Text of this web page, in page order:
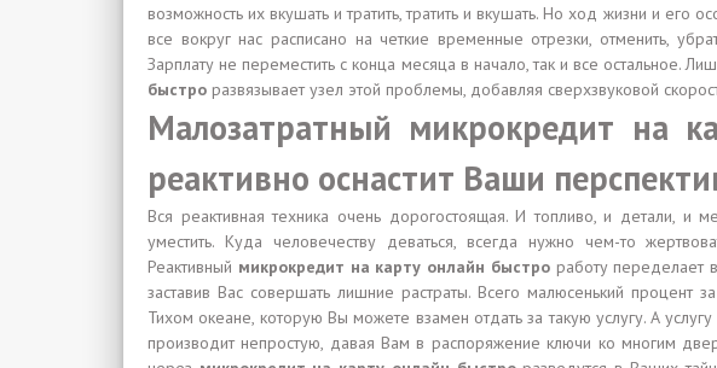
возможность их вкушать и тратить, тратить и вкушать. Но ход жизни и его
все вокруг нас расписано на четкие временные отрезки, отменить,
Зарплату не переместить с конца месяца в начало, так и все остальное.
быстро развязывает узел этой проблемы, добавляя сверхзвуковой
Малозатратный микрокредит на
реактивно оснастит Ваши
Вся реактивная техника очень дорогостоящая. И топливо, и детали, и
уместить. Куда человечеству деваться, всегда нужно чем-то
Реактивный микрокредит на карту онлайн быстроработу переделает
заставив Вас совершать лишние растраты. Всего малюсенький
Тихом океане, которую Вы можете взамен отдать за такую услугу. А услугу
производит непростую, давая Вам в распоряжение ключи ко многим